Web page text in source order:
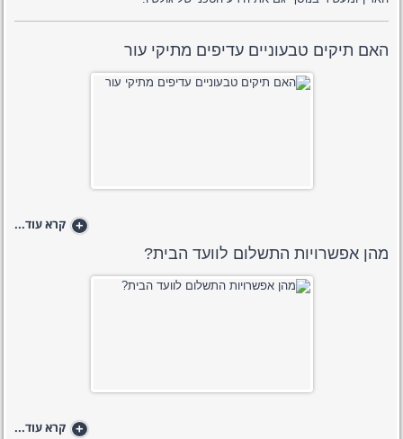
האם תיקים טבעוניים עדיפים מתיקי עור
+ קרא עוד...
מהן אפשרויות התשלום לוועד הבית?
+ קרא עוד...